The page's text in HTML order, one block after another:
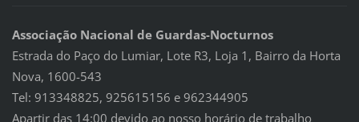
Associação Nacional de Guardas-Nocturnos
Estrada do Paço do Lumiar, Lote R3, Loja 1, Bairro da Horta
Nova, 1600-543
Tel: 913348825, 925615156 e 962344905
Apartir das 14:00 devido ao nosso horário de trabalho